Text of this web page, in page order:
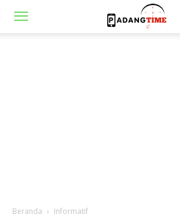
Beranda Informatif